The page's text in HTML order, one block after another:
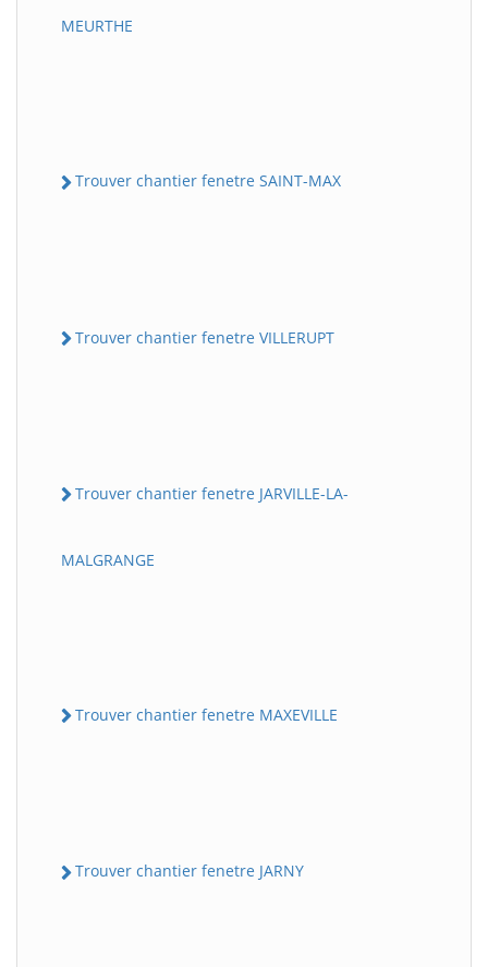
MEURTHE
Trouver chantier fenetre SAINT-MAX
Trouver chantier fenetre VILLERUPT
Trouver chantier fenetre JARVILLE-LA-
MALGRANGE
Trouver chantier fenetre MAXEVILLE
Trouver chantier fenetre JARNY